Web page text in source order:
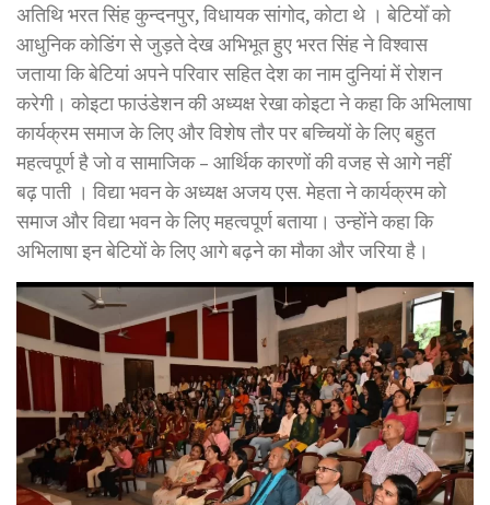
अतिथि भरत सिंह कुन्दनपुर, विधायक सांगोद, कोटा थे । बेटियोँ को
आधुनिक कोडिंग से जुड़ते देख अभिभूत हुए भरत सिंह ने विश्वास
जताया कि बेटियां अपने परिवार सहित देश का नाम दुनियां में रोशन
करेगी। कोइटा फाउंडेशन की अध्यक्ष रेखा कोइटा ने कहा कि अभिलाषा
कार्यक्रम समाज के लिए और विशेष तौर पर बच्चियों के लिए बहुत
महत्वपूर्ण है जो व सामाजिक – आर्थिक कारणों की वजह से आगे नहीं
बढ़ पाती । विद्या भवन के अध्यक्ष अजय एस. मेहता ने कार्यक्रम को
समाज और विद्या भवन के लिए महत्वपूर्ण बताया। उन्होंने कहा कि
अभिलाषा इन बेटियों के लिए आगे बढ़ने का मौका और जरिया है।